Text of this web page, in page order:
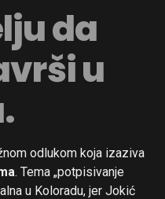
da
u
odlukom koja izaziva
. Tema „potpisivanje
u Koloradu, jer Jokić